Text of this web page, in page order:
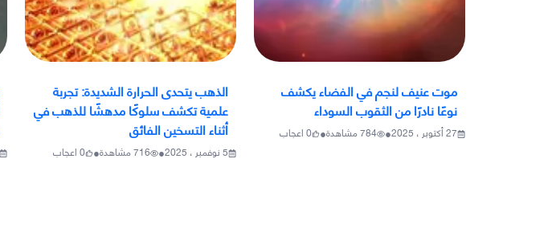
موت عنيف لنجم في الفضاء يكشف
نوعًا نادرًا من الثقوب السوداء
27 أكتوبر ، 2025 •
784مشاهدة•
0اعجاب
الذهب يتحدى الحرارة الشديدة: تجربة
علمية تكشف سلوكًا مدهشًا للذهب في
أثناء التسخين الفائق
5 نوفمبر ، 2025 •
716مشاهدة•
0اعجاب